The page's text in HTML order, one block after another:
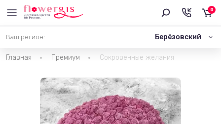
Ваш регион: Берёзовский
0
Главная Премиум Сокровенные желания